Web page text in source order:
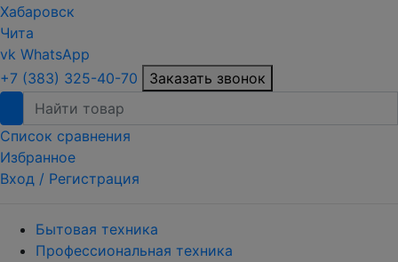
Хабаровск
Чита
vk WhatsApp
+7 (383) 325-40-70
Заказать звонок
Список сравнения
Избранное
Вход / Регистрация
Бытовая техника
Профессиональная техника